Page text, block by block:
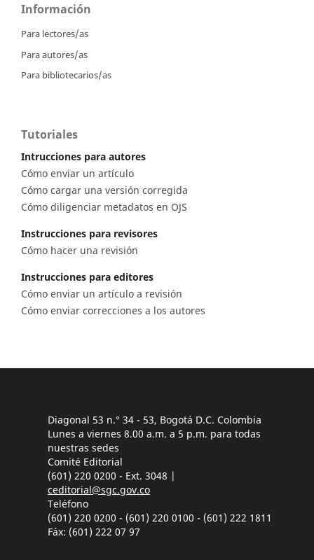
Información
Para lectores/as
Para autores/as
Para bibliotecarios/as
Tutoriales
Intrucciones para autores
Cómo enviar un artículo
Cómo cargar una versión corregida
Cómo diligenciar metadatos en OJS
Instrucciones para revisores
Cómo hacer una revisión
Instrucciones para editores
Cómo enviar un artículo a revisión
Cómo enviar correcciones a los autores
Diagonal 53 n.° 34 - 53, Bogotá D.C. Colombia
Lunes a viernes 8.00 a.m. a 5 p.m. para todas
nuestras sedes
Comité Editorial
(601) 220 0200 - Ext. 3048 |
ceditorial@sgc.gov.co
Teléfono
(601) 220 0200 - (601) 220 0100 - (601) 222 1811
Fáx: (601) 222 07 97